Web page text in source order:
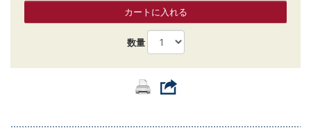
カートに入れる
数量